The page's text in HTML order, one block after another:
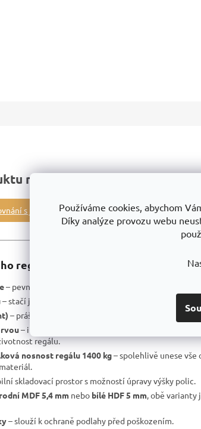
Používáme cookies, abychom
Díky analýze provozu webu
můžete dozvědět? Třeba:
s jinými produkty Proč je dobrou volbou
regálu RH:
– pevnost a vysoká stabilita.
– stačí jen zasunout nosníky do stojin a přitlačit je na
– práškové lakování na pozinkovaném povrchu,
– i při lokálním poškození laku nezůstává ocel
regálu.
nosnost regálu 1400 kg– spolehlivě unese
skladovací prostor s možností úpravy výšky polic.
MDF 5,4 mm nebo bílé HDF 5 mm, obě varianty
– slouží k ochraně podlahy před poškozením.